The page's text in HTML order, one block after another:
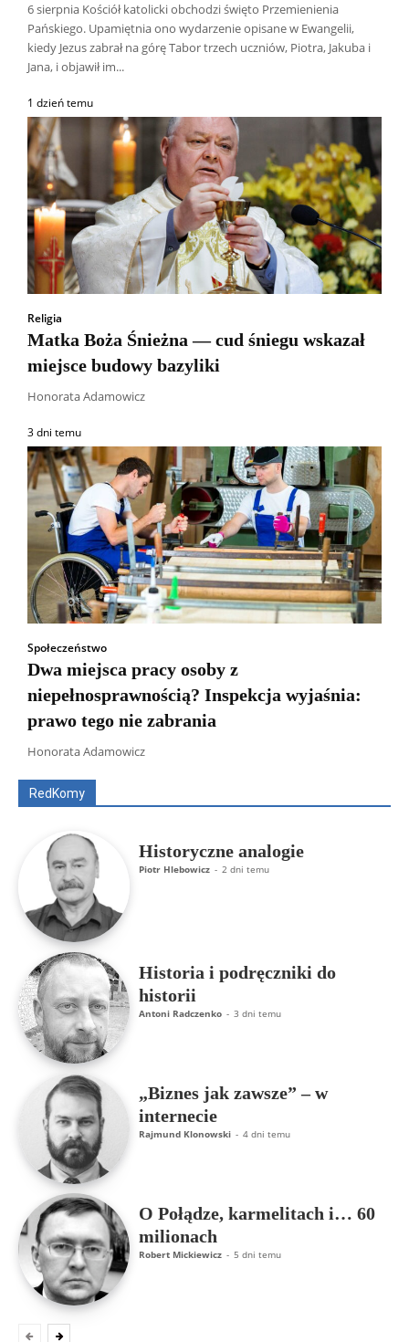
6 sierpnia Kościół katolicki obchodzi święto Przemienienia
Pańskiego. Upamiętnia ono wydarzenie opisane w Ewangelii,
kiedy Jezus zabrał na górę Tabor trzech uczniów, Piotra, Jakuba i
Jana, i objawił im...
1 dzień temu
Religia
Matka Boża Śnieżna — cud śniegu wskazał
miejsce budowy bazyliki
Honorata Adamowicz
3 dni temu
Społeczeństwo
Dwa miejsca pracy osoby z
niepełnosprawnością? Inspekcja wyjaśnia:
prawo tego nie zabrania
Honorata Adamowicz
RedKomy
Wszyscy Aleksander Borowik
ks. Jarosław Wąsowicz SDB
Historyczne analogie
Piotr Hlebowicz - 2 dni temu
Historia i podręczniki do
historii
Antoni Radczenko - 3 dni temu
„Biznes jak zawsze” – w
internecie
Rajmund Klonowski - 4 dni temu
O Połądze, karmelitach i… 60
milionach
Robert Mickiewicz - 5 dni temu